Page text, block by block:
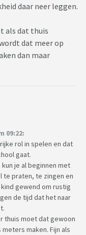
daar neer leggen.
als dat thuis
dat meer op
dan maar
09:22:
rol in spelen en dat
gaat.
je al beginnen met
te praten, te zingen en
gewend om rustig
de tijd dat het naar
thuis moet dat gewoon
maken. Fijn als